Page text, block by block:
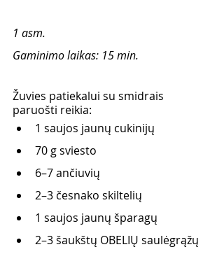
1 asm.
Gaminimo laikas: 15 min.
Žuvies patiekalui su smidrais
paruošti reikia:
1 saujos jaunų cukinijų
70 g sviesto
6–7 ančiuvių
2–3 česnako skiltelių
1 saujos jaunų šparagų
2–3 šaukštų OBELIŲ saulėgrąžų